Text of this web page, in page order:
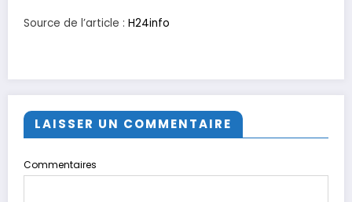
Source de l’article : H24info
LAISSER UN COMMENTAIRE
Commentaires